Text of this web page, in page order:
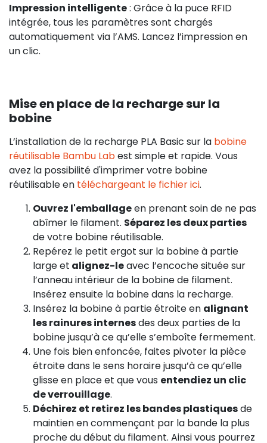
Impression intelligente: Grâce à la puce RFID
intégrée, tous les paramètres sont chargés
automatiquement via l’AMS. Lancez l’impression en
un clic.
Mise en place de la recharge sur la
bobine
L’installation de la recharge PLA Basic sur la bobine
réutilisable Bambu Labest simple et rapide. Vous
avez la possibilité d'imprimer votre bobine
réutilisable en téléchargeant le fichier ici.
Ouvrez l'emballageen prenant soin de ne pas
abîmer le filament. Séparez les deux parties
de votre bobine réutilisable.
Repérez le petit ergot sur la bobine à partie
large et alignez-leavec l’encoche située sur
l’anneau intérieur de la bobine de filament.
Insérez ensuite la bobine dans la recharge.
Insérez la bobine à partie étroite en alignant
les rainures internesdes deux parties de la
bobine jusqu’à ce qu’elle s’emboîte fermement.
Une fois bien enfoncée, faites pivoter la pièce
étroite dans le sens horaire jusqu’à ce qu’elle
glisse en place et que vous entendiez un clic
de verrouillage.
Déchirez et retirez les bandes plastiquesde
maintien en commençant par la bande la plus
proche du début du filament. Ainsi vous pourrez